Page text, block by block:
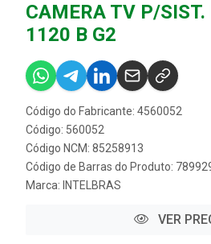
CAMERA TV P/SIST.
1120 B G2
Código do Fabricante: 4560052
Código: 560052
Código NCM: 85258913
Código de Barras do Produto:
Marca: INTELBRAS
VER